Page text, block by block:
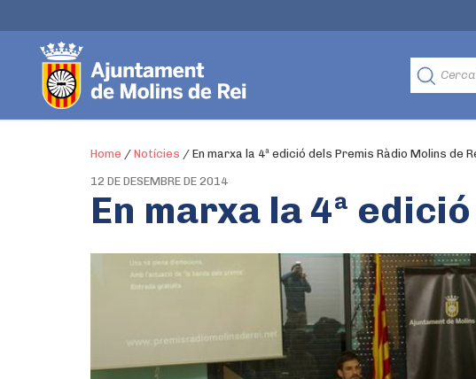
Home / Notícies / En marxa la 4ª edició dels Premis Ràdio Molins de
12 DE DESEMBRE DE 2014
En marxa la 4ª